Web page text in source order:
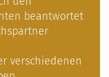
beantwortet
verschiedenen